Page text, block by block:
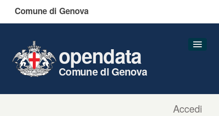
Comune di Genova
Accedi
opendata
Comune di Genova